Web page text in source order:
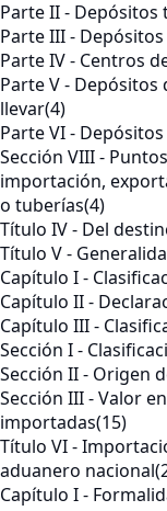
Parte II - Depósitos
Parte III -
Parte IV - Centros
Parte V -
llevar(4)
Parte VI -
Sección VIII -
importación,
o tuberías(4)
Título IV - Del
Título V -
Capítulo I -
Capítulo II -
Capítulo III -
Sección I -
Sección II - Origen
Sección III - Valor
importadas(15)
Título VI -
aduanero nacional
Capítulo I -